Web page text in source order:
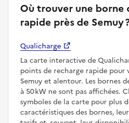
Où trouver une borne
rapide près de Semuy
Qualicharge
La carte interactive de
points de recharge rapide pour
Semuy et alentour. Les bornes
à 50 kW ne sont pas affichées.
symboles de la carte pour plus
caractéristiques des bornes,